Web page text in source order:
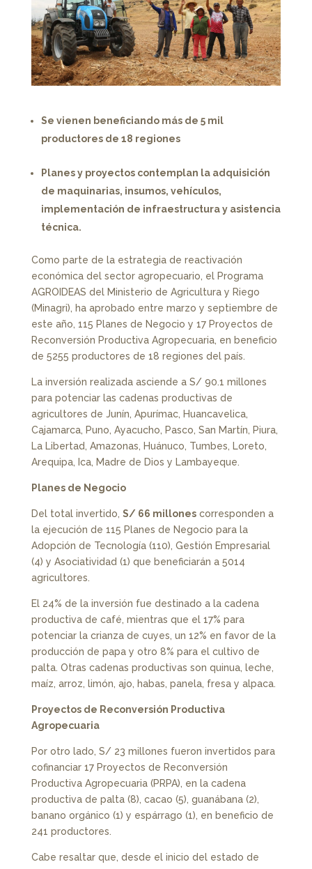
Se vienen beneficiando más de 5 mil
productores de 18 regiones
Planes y proyectos contemplan la adquisición
de maquinarias, insumos, vehículos,
implementación de infraestructura y asistencia
técnica.
Como parte de la estrategia de reactivación
económica del sector agropecuario, el Programa
AGROIDEAS del Ministerio de Agricultura y Riego
(Minagri), ha aprobado entre marzo y septiembre de
este año, 115 Planes de Negocio y 17 Proyectos de
Reconversión Productiva Agropecuaria, en beneficio
de 5255 productores de 18 regiones del país.
La inversión realizada asciende a S/ 90.1 millones
para potenciar las cadenas productivas de
agricultores de Junín, Apurímac, Huancavelica,
Cajamarca, Puno, Ayacucho, Pasco, San Martín, Piura,
La Libertad, Amazonas, Huánuco, Tumbes, Loreto,
Arequipa, Ica, Madre de Dios y Lambayeque.
Planes de Negocio
Del total invertido, S/ 66 millonescorresponden a
la ejecución de 115 Planes de Negocio para la
Adopción de Tecnología (110), Gestión Empresarial
(4) y Asociatividad (1) que beneficiarán a 5014
agricultores.
El 24% de la inversión fue destinado a la cadena
productiva de café, mientras que el 17% para
potenciar la crianza de cuyes, un 12% en favor de la
producción de papa y otro 8% para el cultivo de
palta. Otras cadenas productivas son quinua, leche,
maíz, arroz, limón, ajo, habas, panela, fresa y alpaca.
Proyectos de Reconversión Productiva
Agropecuaria
Por otro lado, S/ 23 millones fueron invertidos para
cofinanciar 17 Proyectos de Reconversión
Productiva Agropecuaria (PRPA), en la cadena
productiva de palta (8), cacao (5), guanábana (2),
banano orgánico (1) y espárrago (1), en beneficio de
241 productores.
Cabe resaltar que, desde el inicio del estado de